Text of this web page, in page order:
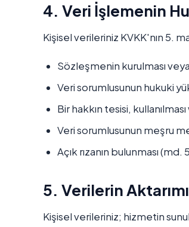
4. Veri İşlemenin
Kişisel verileriniz KVKK'nın 5.
Sözleşmenin kurulması
Veri sorumlusunun hukuki
Bir hakkın tesisi,
Veri sorumlusunun meşru
Açık rızanın bulunması (md.
5. Verilerin Aktarımı
Kişisel verileriniz; hizmetin